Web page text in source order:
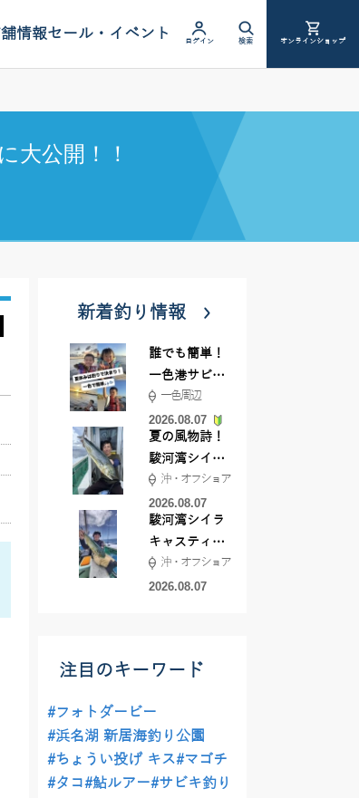
情報セール・イベント ログイン 検索 オンラインショップ
大公開！！
新着釣り情報
誰でも簡単！
一色港サビキ
＆ちょい投げ
一色周辺
2026.08.07
夏の風物詩！
駿河湾シイラ
キャスティン
グ行ってきま
した！！
沖・オフショア
2026.08.07
駿河湾シイラ
キャスティン
グ行ってきま
した！
沖・オフショア
2026.08.07
注目のキーワード
#フォトダービー
#浜名湖 新居海釣り公園
#ちょうい投げ キス#マゴチ
#タコ#鮎ルアー#サビキ釣り